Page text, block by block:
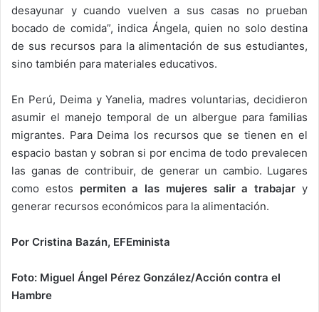
desayunar y cuando vuelven a sus casas no prueban
bocado de comida”, indica Ángela, quien no solo destina
de sus recursos para la alimentación de sus estudiantes,
sino también para materiales educativos.
En Perú, Deima y Yanelia, madres voluntarias, decidieron
asumir el manejo temporal de un albergue para familias
migrantes. Para Deima los recursos que se tienen en el
espacio bastan y sobran si por encima de todo prevalecen
las ganas de contribuir, de generar un cambio. Lugares
como estos permiten a las mujeres salir a trabajar y
generar recursos económicos para la alimentación.
Por Cristina Bazán, EFEminista
Foto: Miguel Ángel Pérez González/Acción contra el
Hambre